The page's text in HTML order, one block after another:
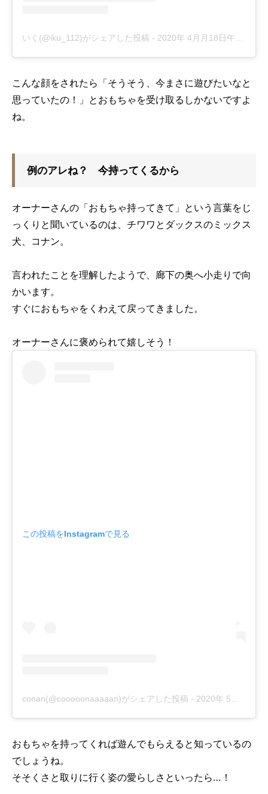
いく(@iku_112)がシェアした投稿 - 2020年 4月月18日午後8時59分PDT
こんな顔をされたら「そうそう、今まさに遊びたいなと
思っていたの！」とおもちゃを受け取るしかないですよ
ね。
例のアレね？ 今持ってくるから
オーナーさんの「おもちゃ持ってきて」という言葉をじ
っくりと聞いているのは、チワワとダックスのミックス
犬、コナン。
言われたことを理解したようで、廊下の奥へ小走りで向
かいます。
すぐにおもちゃをくわえて戻ってきました。
オーナーさんに褒められて嬉しそう！
この投稿をInstagramで見る
conan(@cooooonaaaaan)がシェアした投稿 - 2020年 5月月12日午後5時41分PDT
おもちゃを持ってくれば遊んでもらえると知っているの
でしょうね。
そそくさと取りに行く姿の愛らしさといったら…！